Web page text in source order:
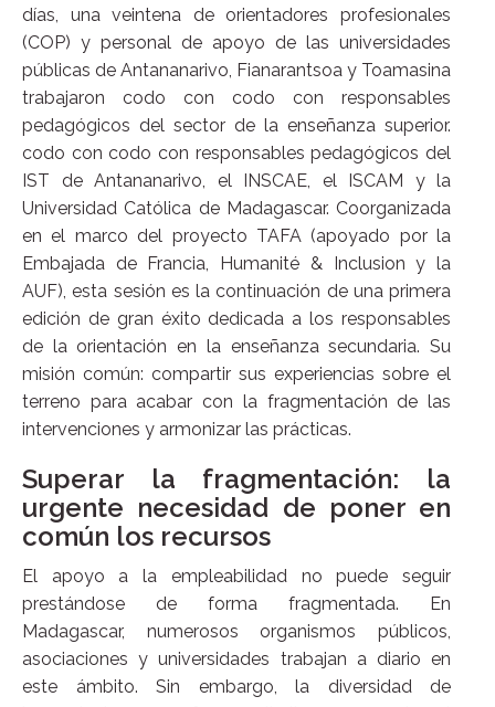
días, una veintena de orientadores profesionales
(COP) y personal de apoyo de las universidades
públicas de Antananarivo, Fianarantsoa y Toamasina
trabajaron codo con codo con responsables
pedagógicos del sector de la enseñanza superior.
codo con codo con responsables pedagógicos del
IST de Antananarivo, el INSCAE, el ISCAM y la
Universidad Católica de Madagascar. Coorganizada
en el marco del proyecto TAFA (apoyado por la
Embajada de Francia, Humanité & Inclusion y la
AUF), esta sesión es la continuación de una primera
edición de gran éxito dedicada a los responsables
de la orientación en la enseñanza secundaria. Su
misión común: compartir sus experiencias sobre el
terreno para acabar con la fragmentación de las
intervenciones y armonizar las prácticas.
Superar la fragmentación: la
urgente necesidad de poner en
común los recursos
El apoyo a la empleabilidad no puede seguir
prestándose de forma fragmentada. En
Madagascar, numerosos organismos públicos,
asociaciones y universidades trabajan a diario en
este ámbito. Sin embargo, la diversidad de